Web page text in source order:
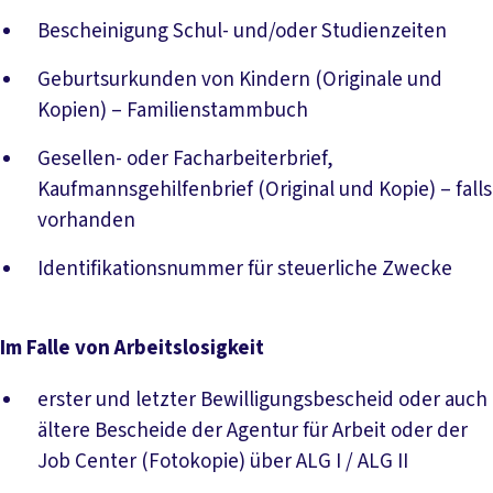
Bescheinigung Schul- und/oder Studienzeiten
Geburtsurkunden von Kindern (Originale und
Kopien) – Familienstammbuch
Gesellen- oder Facharbeiterbrief,
Kaufmannsgehilfenbrief (Original und Kopie) – falls
vorhanden
Identifikationsnummer für steuerliche Zwecke
Im Falle von Arbeitslosigkeit
erster und letzter Bewilligungsbescheid oder auch
ältere Bescheide der Agentur für Arbeit oder der
Job Center (Fotokopie) über ALG I / ALG II